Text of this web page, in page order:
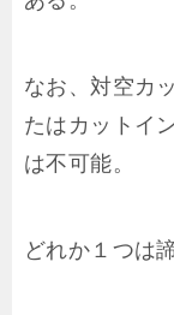
なお、対空カ
たはカットイ
は不可能。
どれか１つは